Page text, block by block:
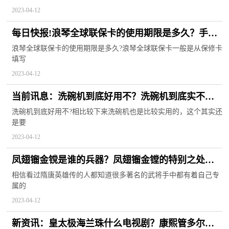
2023-04-12
每日快报!浪琴全球联保卡的使用期限是多久？手表
的定期保养重要吗？
浪琴全球联保卡的使用期限是多久?浪琴全球联保卡一般是从保修卡
填写
2023-04-12
当前讯息：洗碗机到底好用不？洗碗机到底实不实
用？
洗碗机到底好用不?相比较下来洗碗机也是比较实用的，这个其实还
是要
2023-04-12
凤翅镏金镋是谁的兵器？凤翅镏金镗的特别之处有
哪些呢？
相信看过隋唐英雄传的人都知道很多著名的武将手中都有着自己专
属的
2023-04-12
新资讯：皇太极海兰珠什么电视剧？康熙管多尔衮